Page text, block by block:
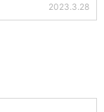
2023.3.28